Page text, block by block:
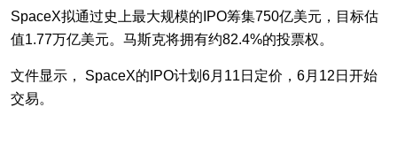
SpaceX拟通过史上最大规模的IPO筹集750亿美元，目标估
值1.77万亿美元。马斯克将拥有约82.4%的投票权。
文件显示， SpaceX的IPO计划6月11日定价，6月12日开始
交易。